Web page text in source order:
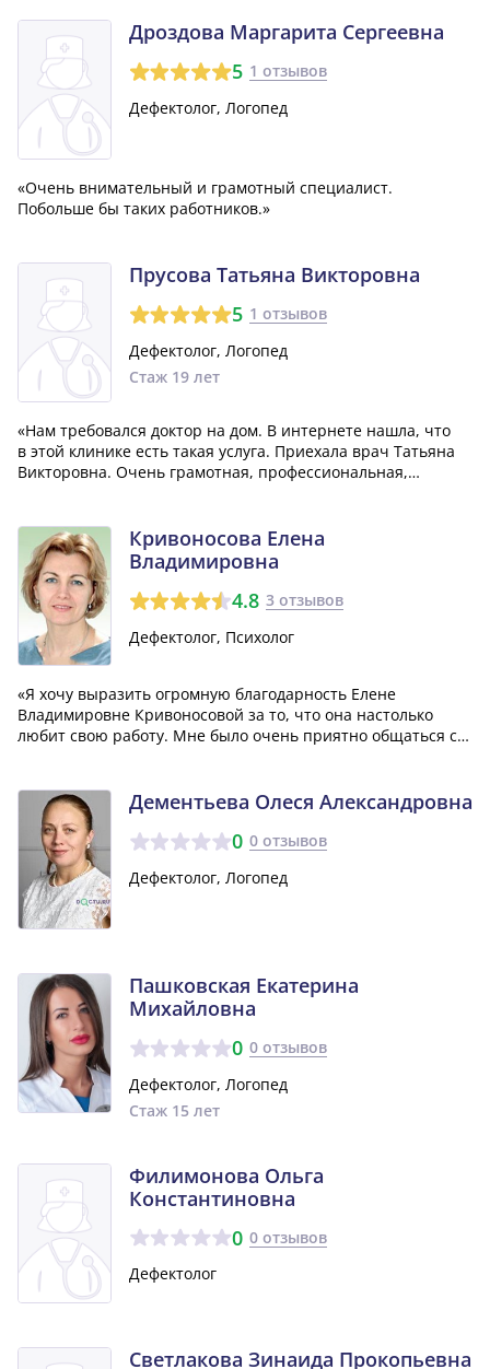
подход к каждому ребёнку, не...»
Дроздова Маргарита Сергеевна
5 1 отзывов
Дефектолог, Логопед
«Очень внимательный и грамотный специалист.
Побольше бы таких работников.»
Прусова Татьяна Викторовна
5 1 отзывов
Дефектолог, Логопед
Стаж 19 лет
«Нам требовался доктор на дом. В интернете нашла, что
в этой клинике есть такая услуга. Приехала врач Татьяна
Викторовна. Очень грамотная, профессиональная,
я осталась довольна визи...»
Кривоносова Елена
Владимировна
4.8 3 отзывов
Дефектолог, Психолог
«Я хочу выразить огромную благодарность Елене
Владимировне Кривоносовой за то, что она настолько
любит свою работу. Мне было очень приятно общаться с
пор не могу забыть этот опыт. Е...»
Дементьева Олеся Александровна
0 0 отзывов
Дефектолог, Логопед
Пашковская Екатерина
Михайловна
0 0 отзывов
Дефектолог, Логопед
Стаж 15 лет
Филимонова Ольга
Константиновна
0 0 отзывов
Дефектолог
Светлакова Зинаида Прокопьевна